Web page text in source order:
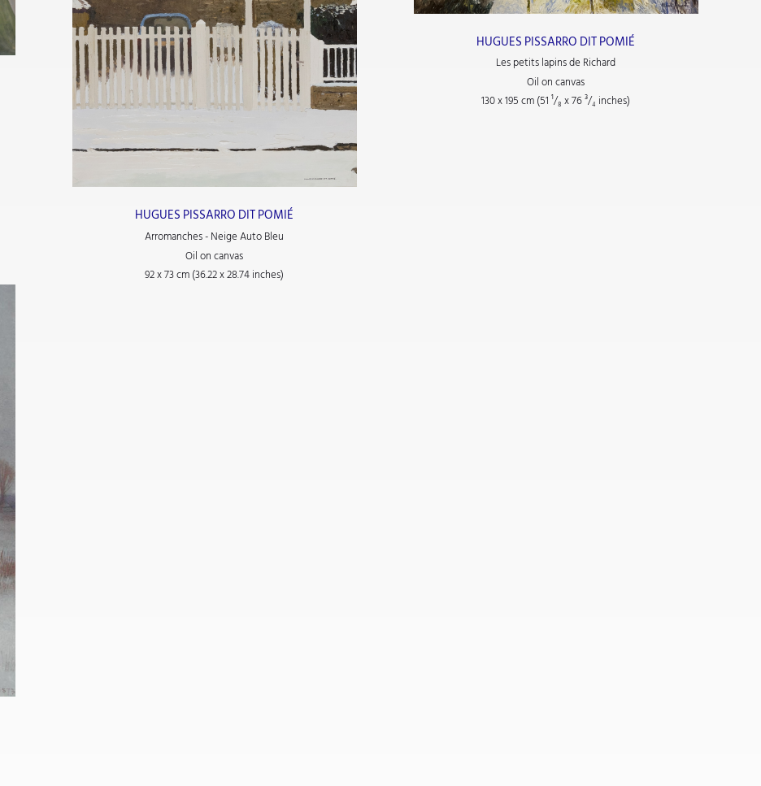
HUGUES PISSARRO DIT POMIÉ
Arromanches - Neige Auto Bleu
Oil on canvas
92 x 73 cm (36.22 x 28.74 inches)
HUGUES PISSARRO DIT POMIÉ
Les petits lapins de Richard
Oil on canvas
130 x 195 cm (51¹/₈ x 76³/₄ inches)